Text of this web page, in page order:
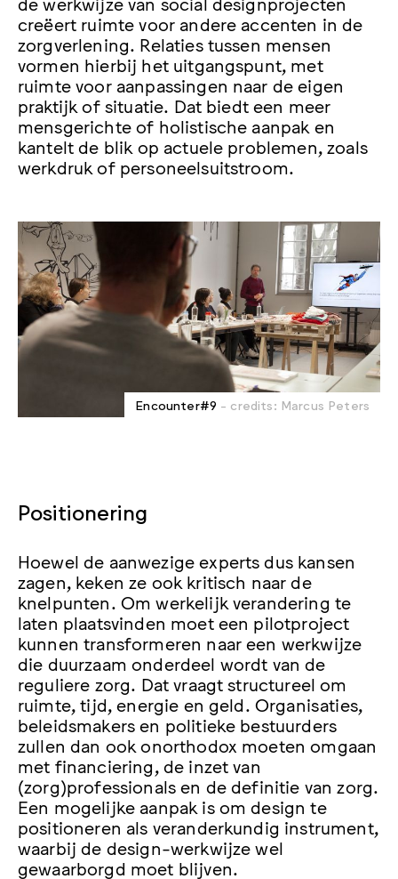
creëert ruimte voor andere accenten in de
zorgverlening. Relaties tussen mensen
vormen hierbij het uitgangspunt, met
ruimte voor aanpassingen naar de eigen
praktijk of situatie. Dat biedt een meer
mensgerichte of holistische aanpak en
kantelt de blik op actuele problemen, zoals
werkdruk of personeelsuitstroom.
Encounter#9 - credits: Marcus Peters
Positionering
Hoewel de aanwezige experts dus kansen
zagen, keken ze ook kritisch naar de
knelpunten. Om werkelijk verandering te
laten plaatsvinden moet een pilotproject
kunnen transformeren naar een werkwijze
die duurzaam onderdeel wordt van de
reguliere zorg. Dat vraagt structureel om
ruimte, tijd, energie en geld. Organisaties,
beleidsmakers en politieke bestuurders
zullen dan ook onorthodox moeten omgaan
met financiering, de inzet van
(zorg)professionals en de definitie van zorg.
Een mogelijke aanpak is om design te
positioneren als veranderkundig instrument,
waarbij de design-werkwijze wel
gewaarborgd moet blijven.